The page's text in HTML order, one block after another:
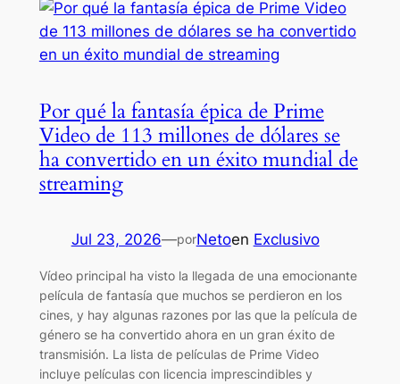
Por qué la fantasía épica de Prime
Video de 113 millones de dólares se
ha convertido en un éxito mundial de
streaming
Jul 23, 2026—porNetoen Exclusivo
Vídeo principal ha visto la llegada de una emocionante
película de fantasía que muchos se perdieron en los
cines, y hay algunas razones por las que la película de
género se ha convertido ahora en un gran éxito de
transmisión. La lista de películas de Prime Video
incluye películas con licencia imprescindibles y